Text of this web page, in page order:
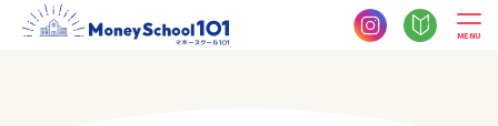
MENU